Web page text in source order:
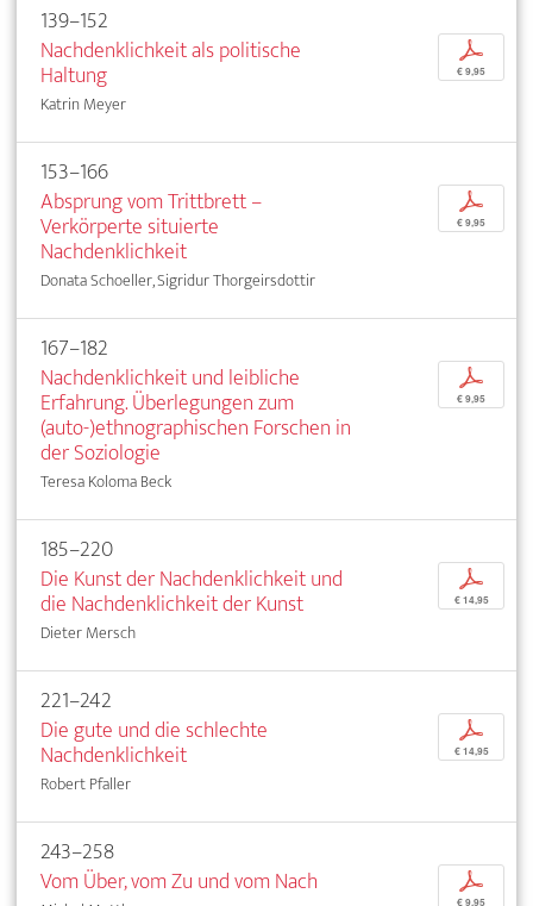
139–152
Nachdenklichkeit als politische
Haltung
Katrin Meyer
p
€ 9,95
153–166
Absprung vom Trittbrett –
Verkörperte situierte
Nachdenklichkeit
Donata Schoeller, Sigridur Thorgeirsdottir
p
€ 9,95
167–182
Nachdenklichkeit und leibliche
Erfahrung. Überlegungen zum
(auto-)ethnographischen Forschen in
der Soziologie
Teresa Koloma Beck
p
€ 9,95
185–220
Die Kunst der Nachdenklichkeit und
die Nachdenklichkeit der Kunst
Dieter Mersch
p
€ 14,95
221–242
Die gute und die schlechte
Nachdenklichkeit
Robert Pfaller
p
€ 14,95
243–258
Vom Über, vom Zu und vom Nach
p
€ 9,95